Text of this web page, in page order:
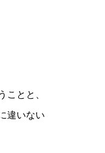
ことと、
違いない